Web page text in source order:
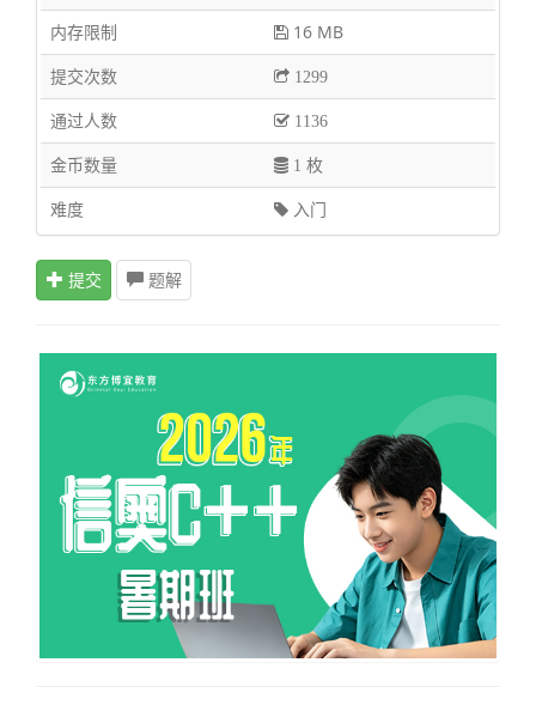
内存限制
16 MB
提交次数
1299
通过人数 1136
金币数量 1 枚
难度 入门
提交 题解